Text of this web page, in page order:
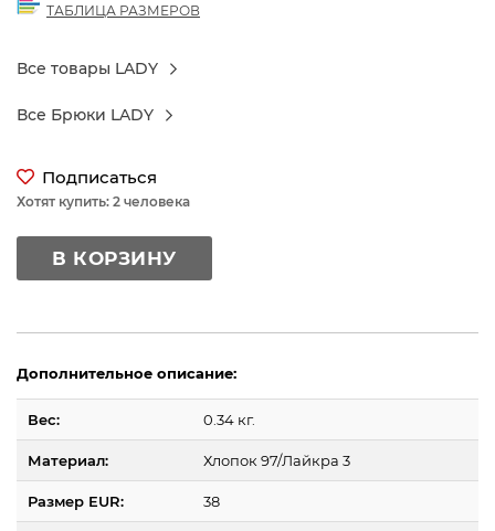
ТАБЛИЦА РАЗМЕРОВ
Все товары LADY
Все Брюки LADY
Подписаться
Хотят купить: 2 человека
В КОРЗИНУ
Дополнительное описание:
Вес: 0.34 кг.
Материал: Хлопок 97/Лайкра 3
Размер EUR: 38